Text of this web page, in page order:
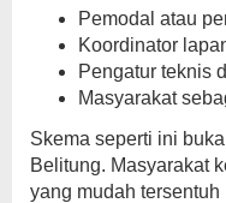
Pemodal atau
Koordinator
Pengatur teknis
Masyarakat
Skema seperti ini
Belitung. Masyarakat
yang mudah